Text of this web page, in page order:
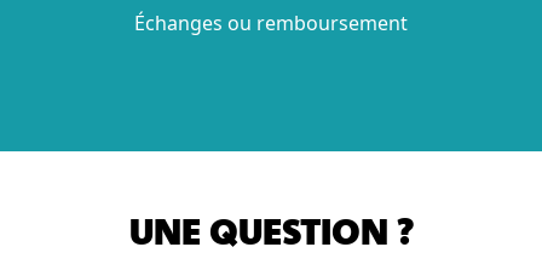
Échanges ou remboursement
UNE QUESTION ?